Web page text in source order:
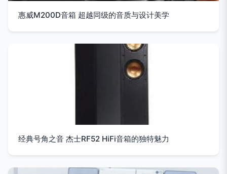
惠威M200D音箱 超越同级的音质与设计美学
经典号角之音 杰士RF52 HiFi音箱的独特魅力